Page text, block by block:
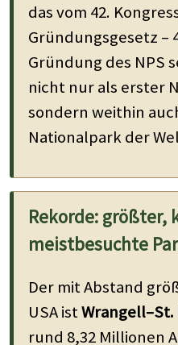
das vom 42.
Gründungsgesetz –
Gründung des NPS
nicht nur als erster
sondern weithin
Nationalpark der
Rekorde: größter,
meistbesuchte
Der mit Abstand
USA istWrangell–St.
rund 8,32 Millionen